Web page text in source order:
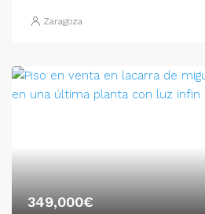
Zaragoza
349,000€